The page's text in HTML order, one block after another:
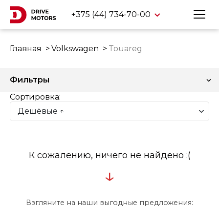
+375 (44) 734-70-00
Главная Volkswagen Touareg
Фильтры
Сортировка:
К сожалению, ничего не найдено :(
↓
Взгляните на наши выгодные предложения: